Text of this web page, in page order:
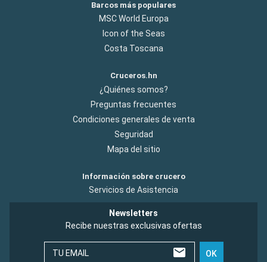
Barcos más populares
MSC World Europa
Icon of the Seas
Costa Toscana
Cruceros.hn
¿Quiénes somos?
Preguntas frecuentes
Condiciones generales de venta
Seguridad
Mapa del sitio
Información sobre crucero
Servicios de Asistencia
Newsletters
Recibe nuestras exclusivas ofertas
TU EMAIL OK